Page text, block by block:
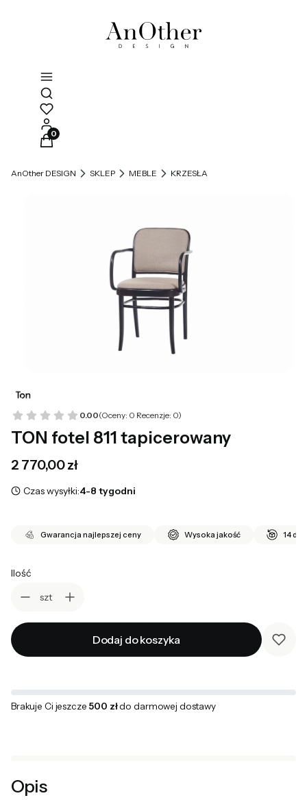
Otwórz wyszukiwarkę
Produkty w koszyku: 0. Zobacz szczegóły
AnOther DESIGN SKLEP MEBLE KRZESŁA
0.00(Oceny: 0 Recenzje: 0)
TON fotel 811 tapicerowany
Cena
2 770,00 zł
Czas wysyłki:4-8 tygodni
Gwarancja najlepszej ceny Wysoka jakość 14 dni
Ilość
szt
Dodaj do koszyka
Brakuje Ci jeszcze 500 złdo darmowej dostawy
Opis